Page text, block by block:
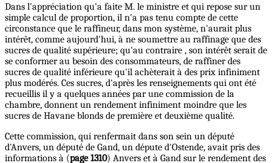
Dans l'appréciation qu'a faite M. le ministre et qui repose sur un
simple calcul de proportion, il n'a pas tenu compte de cette
circonstance que le raffineur, dans mon système, n'aurait plus
intérêt, comme aujourd'hui, à ne soumettre au raffinage que des
sucres de qualité supérieure; qu'au contraire , son intérêt serait de
se conformer au besoin des consommateurs, de raffiner des
sucres de qualité inférieure qu'il achèterait à des prix infiniment
plus modérés. Ces sucres, d'après les renseignements qui ont été
recueillis il y a quelques années par une commission de la
chambre, donnent un rendement infiniment moindre que les
sucres de Havane blonds de première et deuxième qualité.
Cette commission, qui renfermait dans son sein un député
d'Anvers, un député de Gand, un députe d'Ostende, avait pris des
informations à (page 1310) Anvers et à Gand sur le rendement des